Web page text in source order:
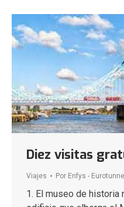
Diez visitas
Viajes Por Enfys - Eurotunnel
1. El museo de historia